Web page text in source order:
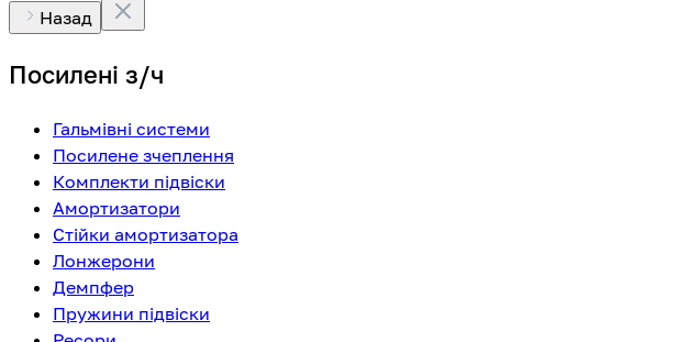
Назад
Посилені з/ч
Гальмівні системи
Посилене зчеплення
Комплекти підвіски
Амортизатори
Стійки амортизатора
Лонжерони
Демпфер
Пружини підвіски